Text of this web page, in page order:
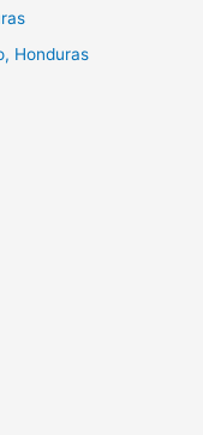
Honduras